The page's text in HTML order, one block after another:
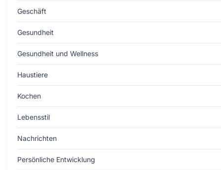
Geschäft
Gesundheit
Gesundheit und Wellness
Haustiere
Kochen
Lebensstil
Nachrichten
Persönliche Entwicklung